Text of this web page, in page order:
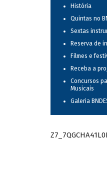
História
Quintas no
Sextas
Reserva de
Filmes e
Receba a
Concursos
Musicais
Galeria